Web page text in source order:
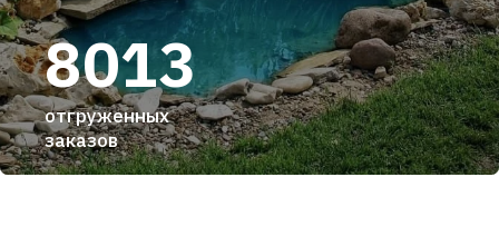
8013
отгруженных
заказов